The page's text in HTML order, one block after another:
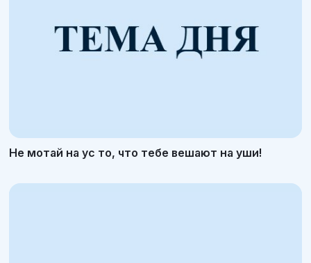
Не мотай на ус то, что тебе вешают на уши!